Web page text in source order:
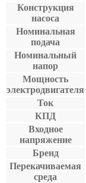
Конструкция
насоса
Номинальная
подача
Номинальный
напор
Мощность
электродвигателя
Ток
КПД
Входное
напряжение
Бренд
Перекачиваемая
среда